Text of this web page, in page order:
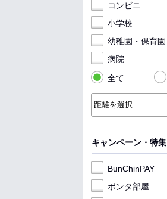
コンビニ
小学校
幼稚園・保育園
病院
全て
キャンペーン・特集
BunChinPAY
ポンタ部屋